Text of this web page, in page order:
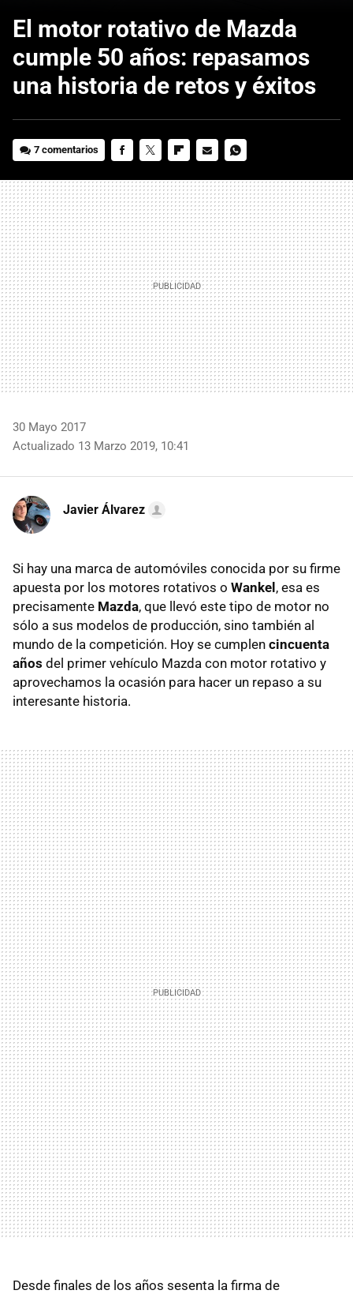
El motor rotativo de Mazda
cumple 50 años: repasamos
una historia de retos y éxitos
7 comentarios
MAIL
30 Mayo 2017
Actualizado 13 Marzo 2019, 10:41
Javier Álvarez
Si hay una marca de automóviles conocida por su firme
apuesta por los motores rotativos o Wankel, esa es
precisamente Mazda, que llevó este tipo de motor no
sólo a sus modelos de producción, sino también al
mundo de la competición. Hoy se cumplen cincuenta
años del primer vehículo Mazda con motor rotativo y
aprovechamos la ocasión para hacer un repaso a su
interesante historia.
Desde finales de los años sesenta la firma de